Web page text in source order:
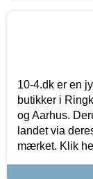
10-4.dk er en
butikker i
og Aarhus.
landet via
mærket. Klik